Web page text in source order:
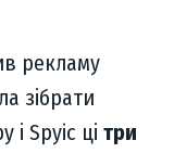
рекламу
зібрати
і Spyic ці три